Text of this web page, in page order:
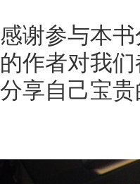
感谢参与本
的作者对我
分享自己宝贵